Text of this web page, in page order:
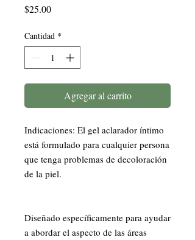
$25.00Precio
Cantidad *
Agregar al carrito
Indicaciones: El gel aclarador íntimo
está formulado para cualquier persona
que tenga problemas de decoloración
de la piel.
Diseñado específicamente para ayudar
a abordar el aspecto de las áreas